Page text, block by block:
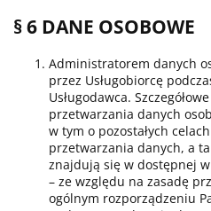
§ 6 DANE OSOBOWE
Administratorem danych
przez Usługobiorcę
Usługodawca.
przetwarzania danych
w tym o pozostałych
przetwarzania danych, a
znajdują się w dostępnej
– ze względu na zasadę
ogólnym rozporządzeniu